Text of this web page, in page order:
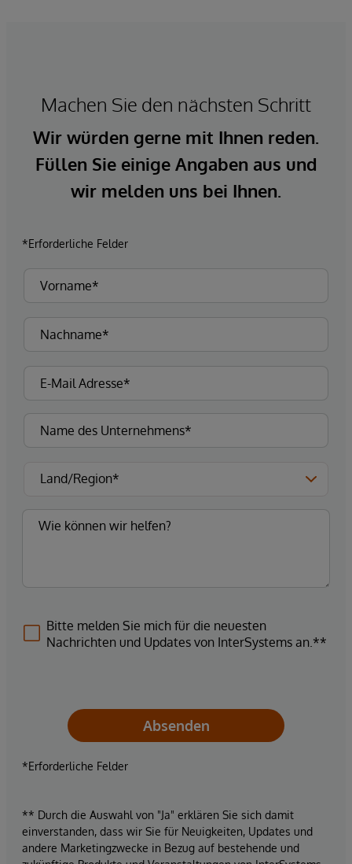
Machen Sie den nächsten Schritt
Wir würden gerne mit Ihnen reden.
Füllen Sie einige Angaben aus und
wir melden uns bei Ihnen.
*Erforderliche Felder
Bitte melden Sie mich für die neuesten
Nachrichten und Updates von InterSystems an.**
Absenden
*Erforderliche Felder
** Durch die Auswahl von "Ja" erklären Sie sich damit
einverstanden, dass wir Sie für Neuigkeiten, Updates und
andere Marketingzwecke in Bezug auf bestehende und